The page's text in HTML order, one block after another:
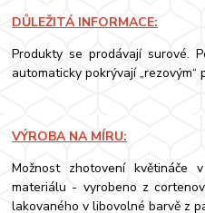
DŮLEŽITÁ INFORMACE:
Produkty se prodávají surové.
automaticky pokrývají „rezovým“
VÝROBA NA MÍRU:
Možnost zhotovení
materiálu - vyrobeno z
lakovaného v libovolné barvě z